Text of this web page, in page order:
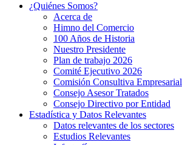
¿Quiénes Somos?
Acerca de
Himno del Comercio
100 Años de Historia
Nuestro Presidente
Plan de trabajo 2026
Comité Ejecutivo 2026
Comisión Consultiva Empresarial
Consejo Asesor Tratados
Consejo Directivo por Entidad
Estadística y Datos Relevantes
Datos relevantes de los sectores
Estudios Relevantes